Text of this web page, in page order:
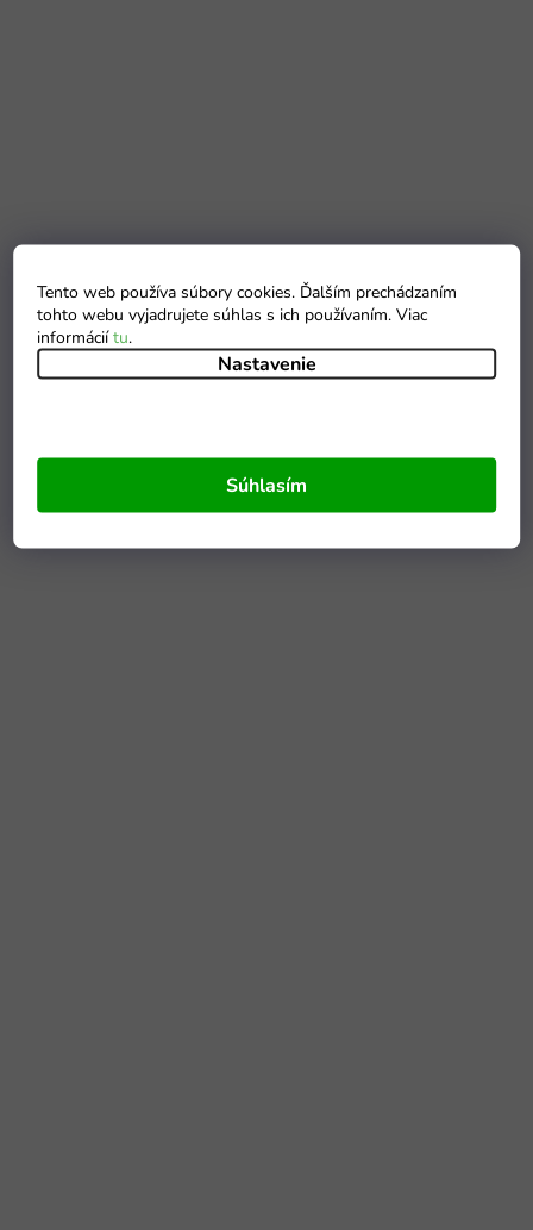
Tento web používa súbory cookies. Ďalším prechádzaním
tohto webu vyjadrujete súhlas s ich používaním. Viac
informáciítu.
Nastavenie
Súhlasím